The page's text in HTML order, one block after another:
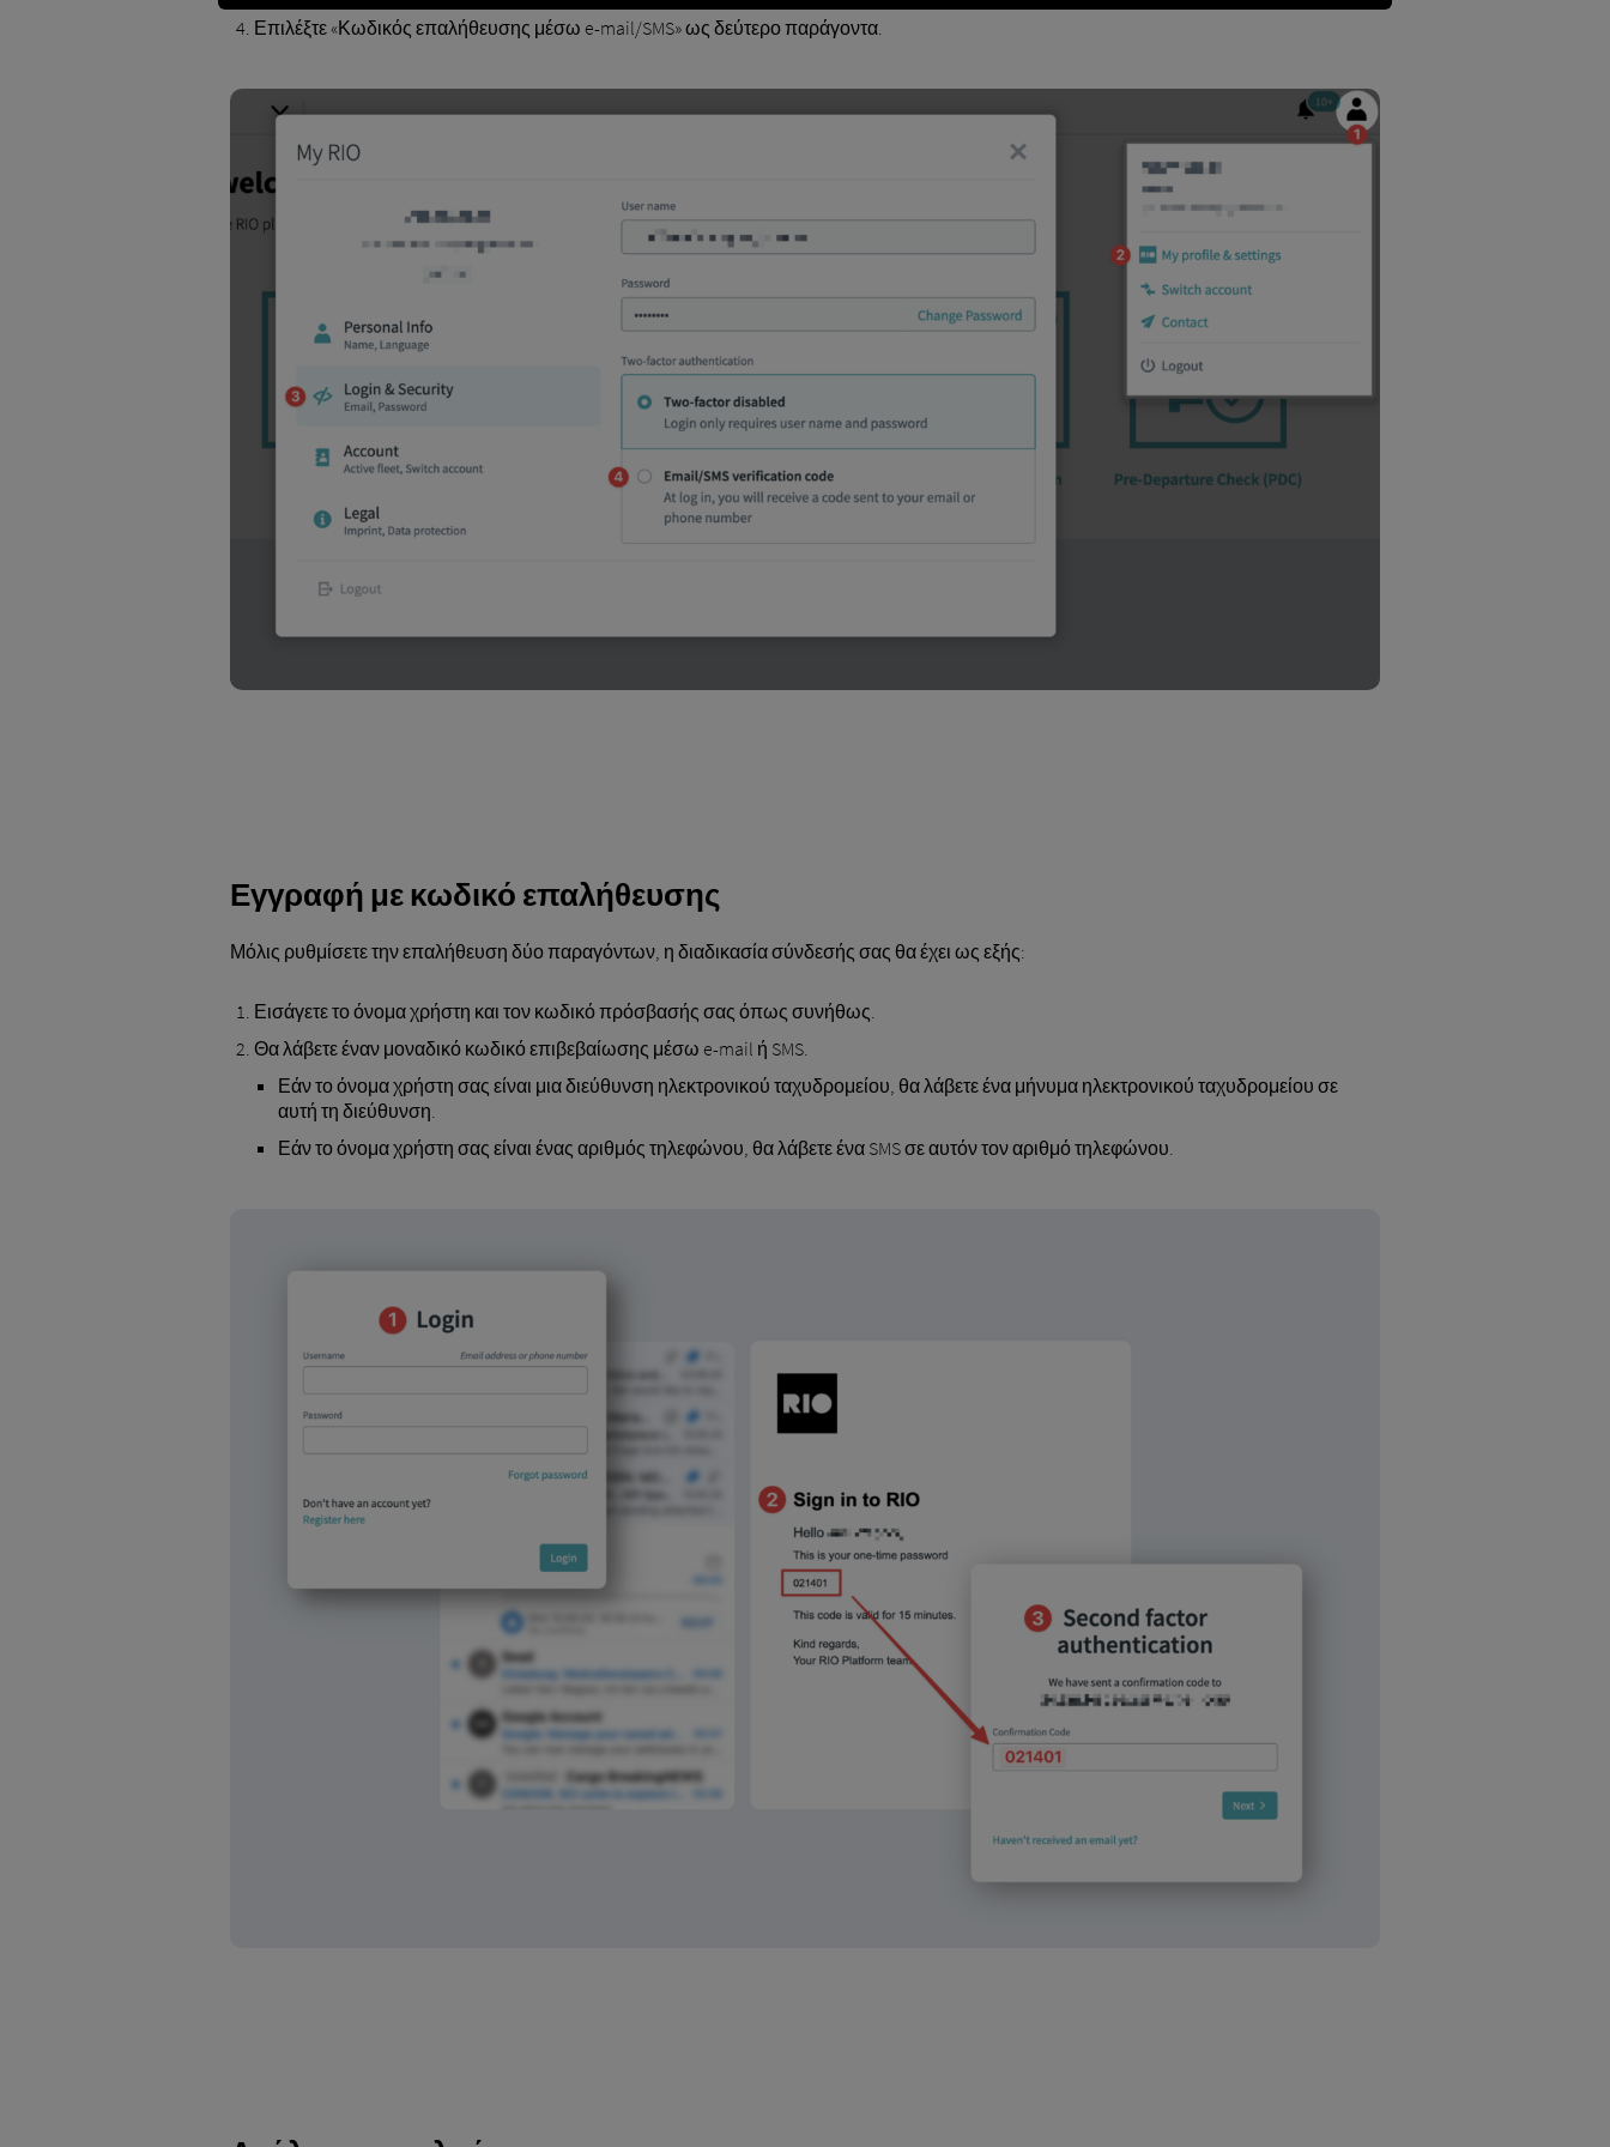
Επιλέξτε «Κωδικός επαλήθευσης μέσω e-mail/SMS» ως δεύτερο παράγοντα.
Εγγραφή με κωδικό επαλήθευσης
Μόλις ρυθμίσετε την επαλήθευση δύο παραγόντων, η διαδικασία σύνδεσής σας θα έχει ως εξής:
Εισάγετε το όνομα χρήστη και τον κωδικό πρόσβασής σας όπως συνήθως.
Θα λάβετε έναν μοναδικό κωδικό επιβεβαίωσης μέσω e-mail ή SMS.
Εάν το όνομα χρήστη σας είναι μια διεύθυνση ηλεκτρονικού ταχυδρομείου, θα λάβετε ένα μήνυμα ηλεκτρονικού ταχυδρομείου σε
αυτή τη διεύθυνση.
Εάν το όνομα χρήστη σας είναι ένας αριθμός τηλεφώνου, θα λάβετε ένα SMS σε αυτόν τον αριθμό τηλεφώνου.